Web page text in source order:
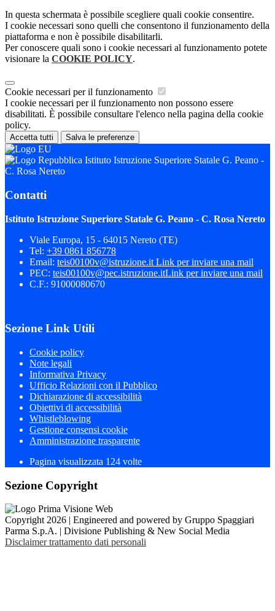
In questa schermata è possibile scegliere quali cookie consentire.
I cookie necessari sono quelli che consentono il funzionamento della
piattaforma e non è possibile disabilitarli.
Per conoscere quali sono i cookie necessari al funzionamento potete
visionare la COOKIE POLICY.
Cookie necessari per il funzionamento
I cookie necessari per il funzionamento non possono essere
disabilitati. È possibile consultare l'elenco nella pagina della cookie
policy.
Accetta tutti Salva le preferenze
Istituto Istruzione Superiore Statale G. Peano -
C. Rosa Nereto
Contatti
Istituto Istruzione Superiore Statale G. Peano - C. Rosa Nereto
Viale Europa, 15 - 64015 Nereto (TE)
Tel: +39 0861 856778
Email: teis00100v@istruzione.it Link per inviare una mail
PEC: teis00100v@pec.istruzione.itLink per inviare una mail
C.F.: 91000080670
Sezione Link Utili
Cookie policy
Note legali
Informativa Privacy
Ufficio Relazioni con il Pubblico
Dichiarazione di accessibilità
Obiettivi di accessibilità
Whistleblowing
Gestione consensi cookie
Amministrazione trasparente
Pagina visualizzata 124 volte
Sezione Copyright
Copyright 2026 | Engineered and powered by Gruppo Spaggiari
Parma S.p.A. | Divisione Publishing & New Social Media
Disclaimer trattamento dati personali